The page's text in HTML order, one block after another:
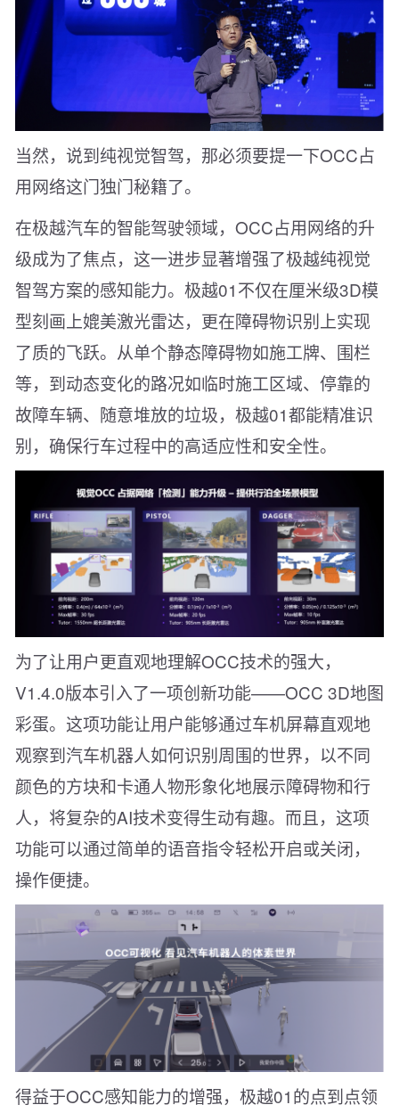
当然，说到纯视觉智驾，那必须要提一下OCC占
用网络这门独门秘籍了。
在极越汽车的智能驾驶领域，OCC占用网络的升
级成为了焦点，这一进步显著增强了极越纯视觉
智驾方案的感知能力。极越01不仅在厘米级3D模
型刻画上媲美激光雷达，更在障碍物识别上实现
了质的飞跃。从单个静态障碍物如施工牌、围栏
等，到动态变化的路况如临时施工区域、停靠的
故障车辆、随意堆放的垃圾，极越01都能精准识
别，确保行车过程中的高适应性和安全性。
为了让用户更直观地理解OCC技术的强大，
V1.4.0版本引入了一项创新功能——OCC 3D地图
彩蛋。这项功能让用户能够通过车机屏幕直观地
观察到汽车机器人如何识别周围的世界，以不同
颜色的方块和卡通人物形象化地展示障碍物和行
人，将复杂的AI技术变得生动有趣。而且，这项
功能可以通过简单的语音指令轻松开启或关闭，
操作便捷。
得益于OCC感知能力的增强，极越01的点到点领